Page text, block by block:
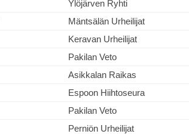
Ylöjärven Ryhti
Mäntsälän Urheilijat
Keravan Urheilijat
Pakilan Veto
Asikkalan Raikas
Espoon Hiihtoseura
Pakilan Veto
Perniön Urheilijat